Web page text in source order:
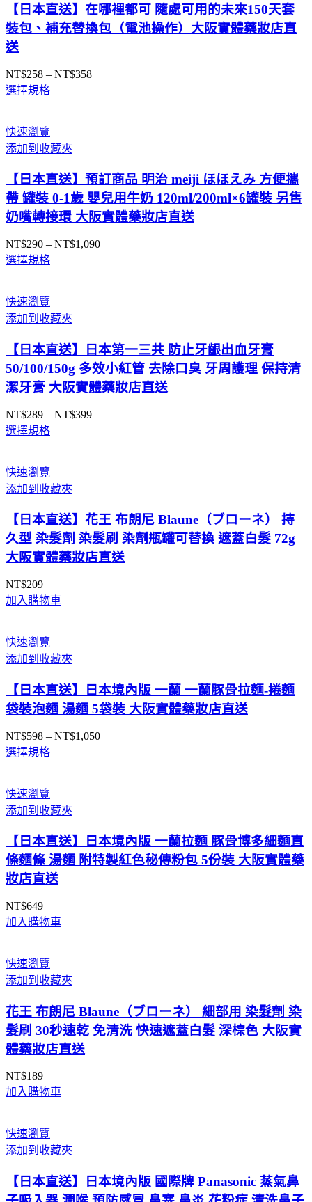
藥
妝
送
數
【日本直送】在哪裡都可 隨處可用的未來150天套
裝包、補充替換包（電池操作）大阪實體藥妝店直
送
NT$258 – NT$358價
NT$358
選擇規格
快速瀏覽
添加到收藏夾
【日本直送】預訂商品 明治 meiji ほほえみ 方便攜
帶 罐裝 0-1歲 嬰兒用牛奶 120ml/200ml×6罐裝 另售
奶嘴轉接環 大阪實體藥妝店直送
NT$290 – NT$1,090價
選擇規格
快速瀏覽
添加到收藏夾
【日本直送】日本第一三共 防止牙齦出血牙膏
50/100/150g 多效小紅管 去除口臭 牙周護理 保持清
潔牙膏 大阪實體藥妝店直送
NT$289 – NT$399價
NT$399
選擇規格
快速瀏覽
添加到收藏夾
【日本直送】花王 布朗尼 Blaune（ブローネ） 持
久型 染髮劑 染髮刷 染劑瓶罐可替換 遮蓋白髮 72g
大阪實體藥妝店直送
NT$209
加入購物車
快速瀏覽
添加到收藏夾
【日本直送】日本境內版 一蘭 一蘭豚骨拉麵-捲麵
袋裝泡麵 湯麵 5袋裝 大阪實體藥妝店直送
NT$598 – NT$1,050價
NT$1,050
選擇規格
快速瀏覽
添加到收藏夾
【日本直送】日本境內版 一蘭拉麵 豚骨博多細麵直
條麵條 湯麵 附特製紅色秘傳粉包 5份裝 大阪實體藥
妝店直送
NT$649
加入購物車
快速瀏覽
添加到收藏夾
花王 布朗尼 Blaune（ブローネ） 細部用 染髮劑 染
髮刷 30秒速乾 免清洗 快速遮蓋白髮 深棕色 大阪實
體藥妝店直送
NT$189
加入購物車
快速瀏覽
添加到收藏夾
【日本直送】日本境內版 國際牌 Panasonic 蒸氣鼻